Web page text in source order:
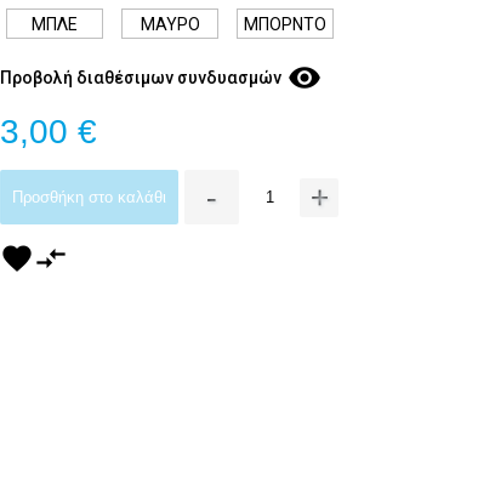
ΜΠΛΕ
ΜΑΥΡΟ ΜΠΟΡΝΤΟ
Προβολή διαθέσιμων συνδυασμών visibility
3,00 €
Προσθήκη στο καλάθι - +
favoritecompare_arrows